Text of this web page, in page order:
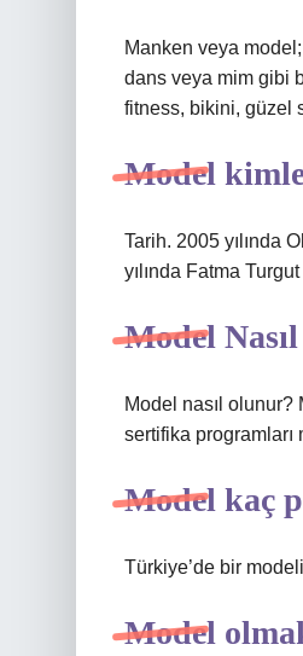
Manken veya
dans veya mim gibi
fitness, bikini, güzel
Model
Tarih. 2005 yılında
yılında Fatma
Model
Model nasıl
sertifika
Model kaç
Türkiye’de bir
Model